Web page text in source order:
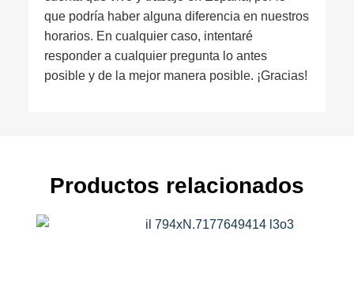
que podría haber alguna diferencia en nuestros
horarios. En cualquier caso, intentaré
responder a cualquier pregunta lo antes
posible y de la mejor manera posible. ¡Gracias!
Productos relacionados